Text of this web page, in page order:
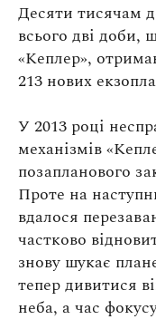
МАГАЗИН
Каталог
Оплата та доставка
Публічна оферта
Про магазин
КРЕЗЮМЕ
Про сервіс
Десяти тисячам
всього дві доби,
«Кеплер»,
213 нових
У 2013 році
механізмів
позапланового
Проте на
вдалося
частково
знову шукає
тепер дивитися
неба, а час